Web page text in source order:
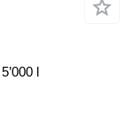
5’000 l